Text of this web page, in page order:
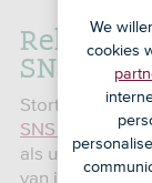
SNS
Stort je je jaar-
SNS Lijfrente?
als uitgaven
van je inkomen
We
cookies